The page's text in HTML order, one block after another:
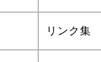
リンク集